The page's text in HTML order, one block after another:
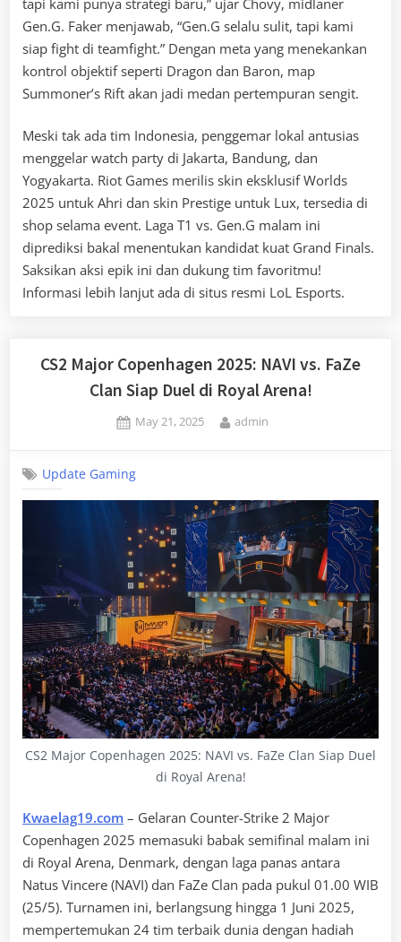
Gen.G. Faker menjawab, “Gen.G selalu sulit, tapi kami
siap fight di teamfight.” Dengan meta yang menekankan
kontrol objektif seperti Dragon dan Baron, map
Summoner’s Rift akan jadi medan pertempuran sengit.
Meski tak ada tim Indonesia, penggemar lokal antusias
menggelar watch party di Jakarta, Bandung, dan
Yogyakarta. Riot Games merilis skin eksklusif Worlds
2025 untuk Ahri dan skin Prestige untuk Lux, tersedia di
shop selama event. Laga T1 vs. Gen.G malam ini
diprediksi bakal menentukan kandidat kuat Grand Finals.
Saksikan aksi epik ini dan dukung tim favoritmu!
Informasi lebih lanjut ada di situs resmi LoL Esports.
CS2 Major Copenhagen 2025: NAVI vs. FaZe
Clan Siap Duel di Royal Arena!
Posted
May 21, 2025 By
admin
Update Gaming
CS2 Major Copenhagen 2025: NAVI vs. FaZe Clan Siap Duel
di Royal Arena!
Kwaelag19.com – Gelaran Counter-Strike 2 Major
Copenhagen 2025 memasuki babak semifinal malam ini
di Royal Arena, Denmark, dengan laga panas antara
Natus Vincere (NAVI) dan FaZe Clan pada pukul 01.00 WIB
(25/5). Turnamen ini, berlangsung hingga 1 Juni 2025,
mempertemukan 24 tim terbaik dunia dengan hadiah